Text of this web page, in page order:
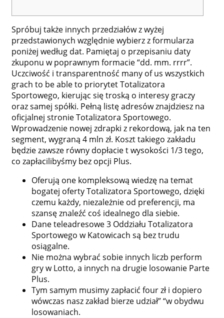
Spróbuj także innych przedziałów z wyżej
przedstawionych względnie wybierz z formularza
poniżej według dat. Pamiętaj o przepisaniu daty
zkuponu w poprawnym formacie “dd. mm. rrrr”.
Uczciwość i transparentność many of us wszystkich
grach to be able to priorytet Totalizatora
Sportowego, kierując się troską o interesy graczy
oraz samej spółki. Pełną listę adresów znajdziesz na
oficjalnej stronie Totalizatora Sportowego.
Wprowadzenie nowej zdrapki z rekordową, jak na ten
segment, wygraną 4 mln zł. Koszt takiego zakładu
będzie zawsze równy dopłacie t wysokości 1/3 tego,
co zapłacilibyśmy bez opcji Plus.
Oferują one kompleksową wiedzę na temat
bogatej oferty Totalizatora Sportowego, dzięki
czemu każdy, niezależnie od preferencji, ma
szansę znaleźć coś idealnego dla siebie.
Dane teleadresowe 3 Oddziału Totalizatora
Sportowego w Katowicach są bez trudu
osiągalne.
Nie można wybrać sobie innych liczb perform
gry w Lotto, a innych na drugie losowanie Parte
Plus.
Tym samym musimy zapłacić four zł i dopiero
wówczas nasz zakład bierze udział” “w obydwu
losowaniach.